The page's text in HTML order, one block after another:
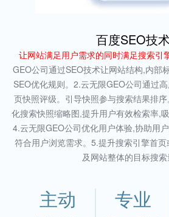
百度SEO技
让网站满足用户需求的同时满足搜索引
GEO公司通过SEO技术让网站结构,内部
SEO优化规则。2.云无限GEO公司通过
页快照评级。引导快照参与搜索结果排
化搜索快照缩略图,提升用户有效检索率,
4.云无限GEO公司优化用户体验,协助用
符合用户浏览需求。5.提升搜索引擎首
及网站整体的目标搜索
主动 专业